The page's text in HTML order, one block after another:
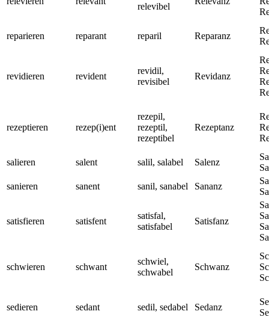
relevibel
reparieren reparant reparil Reparanz
revidieren revident
revidil,
revisibel
Revidanz
rezeptieren rezep(i)ent
rezepil,
rezeptil,
rezeptibel
Rezeptanz
salieren salent salil, salabel Salenz
sanieren
sanent sanil, sanabel Sananz
satisfieren satisfent
satisfal,
satisfabel
Satisfanz
schwieren schwant
schwiel,
schwabel
Schwanz
sedieren sedant sedil, sedabel Sedanz